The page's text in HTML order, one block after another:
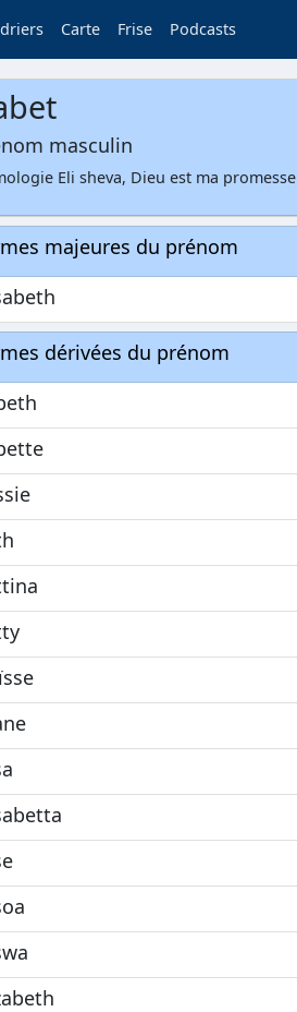
Carte Frise Podcasts
masculin
Eli sheva, Dieu est ma promesse
majeures du prénom
dérivées du prénom